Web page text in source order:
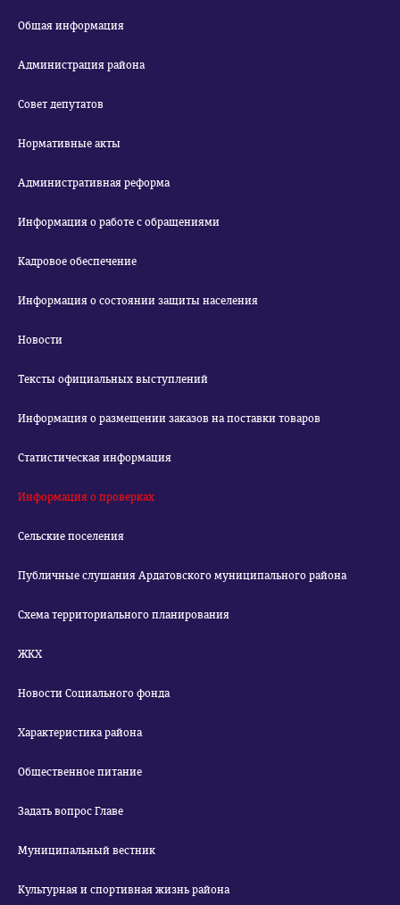
Общая информация
Администрация района
Совет депутатов
Нормативные акты
Административная реформа
Информация о работе с обращениями
Кадровое обеспечение
Информация о состоянии защиты населения
Новости
Тексты официальных выступлений
Информация о размещении заказов на поставки товаров
Статистическая информация
Информация о проверках
Сельские поселения
Публичные слушания Ардатовского муниципального района
Схема территориального планирования
ЖКХ
Новости Социального фонда
Характеристика района
Общественное питание
Задать вопрос Главе
Муниципальный вестник
Культурная и спортивная жизнь района